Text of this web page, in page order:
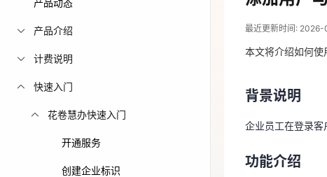
青云志云端助力
一站式科研助手，
力青年翼展宏图
国家云助力中小企
免费活动
产品动态
产品介绍
计费说明
快速入门
花卷慧办快速入门
开通服务
创建企业标识
最近更新时间:
2026-07-24
背景说明
支持通过表格
本文将介绍如何使
背景说明
企业员工在登录客
功能介绍